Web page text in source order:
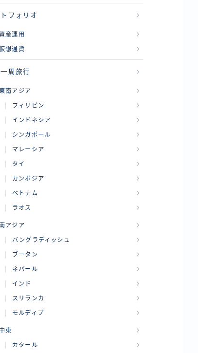
フォリオ
産運用
想通貨
周旅行
南アジア
フィリピン
インドネシア
シンガポール
マレーシア
タイ
カンボジア
ベトナム
ラオス
南アジア
バングラディッシュ
ブータン
ネパール
インド
スリランカ
モルディブ
中東
カタール